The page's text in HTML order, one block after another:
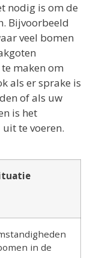
nodig is om de
Bijvoorbeeld
veel bomen
maken om
als er sprake is
of als uw
is het
te voeren.
in de